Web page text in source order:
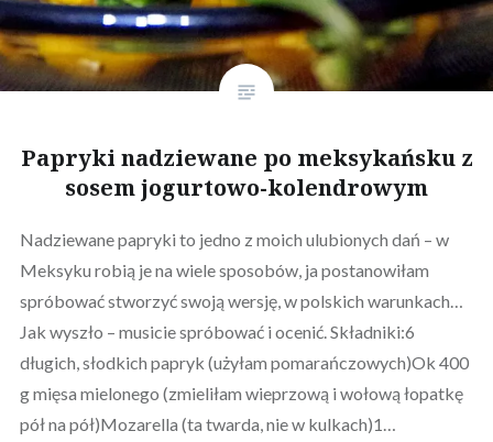
Papryki nadziewane po meksykańsku z
sosem jogurtowo-kolendrowym
Nadziewane papryki to jedno z moich ulubionych dań – w
Meksyku robią je na wiele sposobów, ja postanowiłam
spróbować stworzyć swoją wersję, w polskich warunkach…
Jak wyszło – musicie spróbować i ocenić. Składniki:6
długich, słodkich papryk (użyłam pomarańczowych)Ok 400
g mięsa mielonego (zmieliłam wieprzową i wołową łopatkę
pół na pół)Mozarella (ta twarda, nie w kulkach)1…